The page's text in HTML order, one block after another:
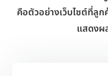
คือตัวอย่างเว็บไซต์ที่ลูก
แสดงผ